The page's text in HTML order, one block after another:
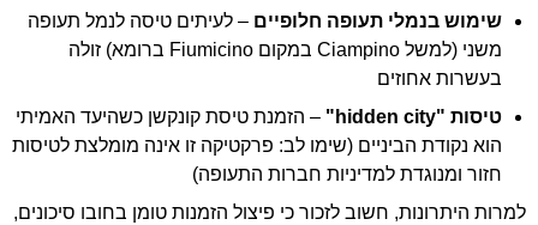
שימוש בנמלי תעופה חלופיים – לעיתים טיסה לנמל תעופה
משני (למשל Ciampino במקום Fiumicino ברומא) זולה
בעשרות אחוזים
טיסות "hidden city"
– הזמנת טיסת קונקשן כשהיעד האמיתי
הוא נקודת הביניים (שימו לב: פרקטיקה זו אינה מומלצת לטיסות
חזור ומנוגדת למדיניות חברות התעופה)
למרות היתרונות, חשוב לזכור כי פיצול הזמנות טומן בחובו סיכונים,